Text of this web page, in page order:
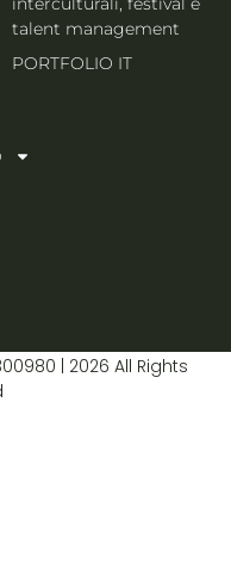
talent management
PORTFOLIO IT
| 2026 All Rights